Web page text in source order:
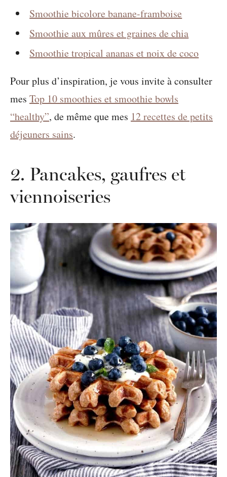
Smoothie bicolore banane-framboise
Smoothie aux mûres et graines de chia
Smoothie tropical ananas et noix de coco
Pour plus d’inspiration, je vous invite à consulter
mes Top 10 smoothies et smoothie bowls
“healthy”, de même que mes 12 recettes de petits
déjeuners sains.
2. Pancakes, gaufres et
viennoiseries